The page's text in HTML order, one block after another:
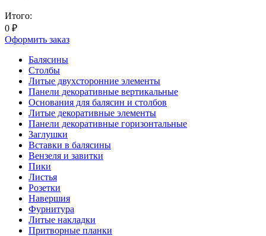
Итого:
0 ₽
Оформить заказ
Балясины
Столбы
Литые двухсторонние элементы
Панели декоративные вертикальные
Основания для балясин и столбов
Литые декоративные элементы
Панели декоративные горизонтальные
Заглушки
Вставки в балясины
Вензеля и завитки
Пики
Листья
Розетки
Навершия
Фурнитура
Литые накладки
Притворные планки